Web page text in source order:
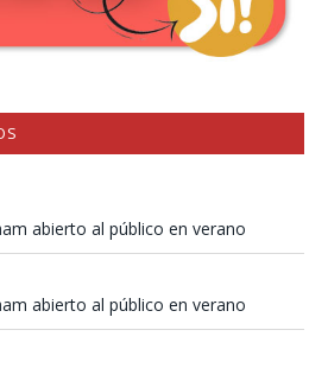
abierto al público en verano
abierto al público en verano